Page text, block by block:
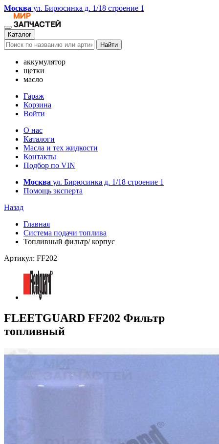
Москва ул. Бирюсинка д. 1/18 строение 1
Каталог
Найти
аккумулятор
щетки
масло
Гараж
Корзина
Войти
О нас
Каталоги
Масла и тех жидкости
Контакты
Подбор по VIN
Москва ул. Бирюсинка д. 1/18 строение 1
Помощь эксперта
Назад
Главная
Система подачи топлива
Топливный фильтр/ корпус
Артикул: FF202
FLEETGUARD FF202 Фильтр
топливный